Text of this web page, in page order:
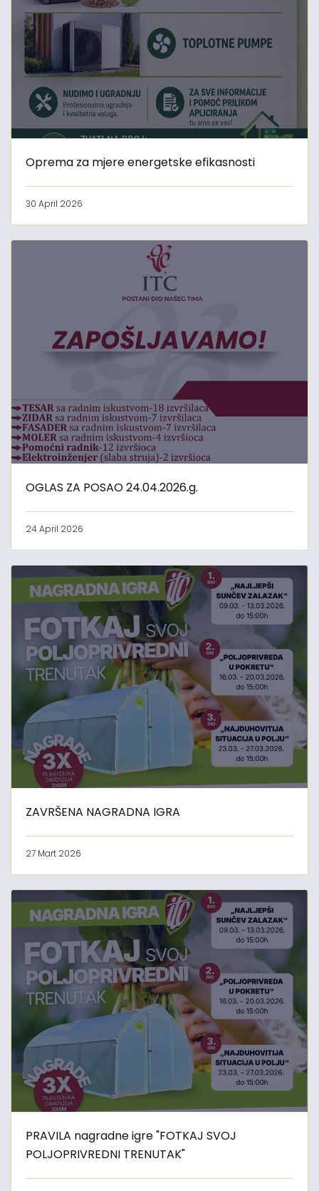
Oprema za mjere energetske efikasnosti
30 April 2026
OGLAS ZA POSAO 24.04.2026.g.
24 April 2026
ZAVRŠENA NAGRADNA IGRA
27 Mart 2026
PRAVILA nagradne igre "FOTKAJ SVOJ
POLJOPRIVREDNI TRENUTAK"